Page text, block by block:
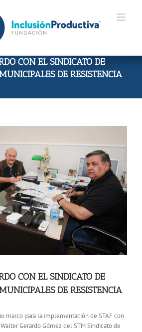
CON EL SINDICATO DE
DE RESISTENCIA
CON EL SINDICATO DE
DE RESISTENCIA
marco para la implementación de STAF con
Gerardo Gómez del STM Sindicato de